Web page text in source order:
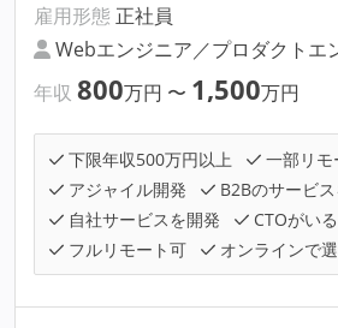
雇用形態 正社員
Webエンジニア／プロダクトエ
年収 800万円 〜 1,500万円
下限年収500万円以上
一部リモ
アジャイル開発
B2Bのサービ
自社サービスを開発
CTOがいる
フルリモート可
オンラインで